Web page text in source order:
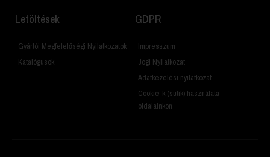
Letöltések
Gyártói Megfelelőségi Nyilatkozatok
Katalógusok
GDPR
Impresszum
Jogi Nyilatkozat
Adatkezelési nyilatkozat
Cookie-k (sütik) használata
oldalainkon